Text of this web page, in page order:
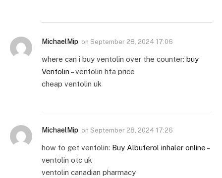
MichaelMip on September 28, 2024 17:06
where can i buy ventolin over the counter: buy
Ventolin – ventolin hfa price
cheap ventolin uk
MichaelMip on September 28, 2024 17:26
how to get ventolin: Buy Albuterol inhaler online –
ventolin otc uk
ventolin canadian pharmacy